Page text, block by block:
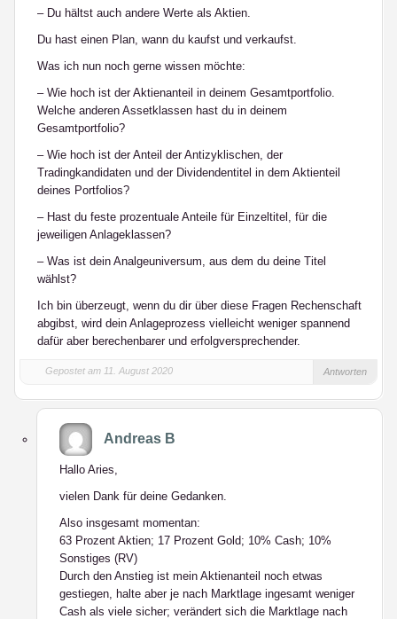
– Du hältst auch andere Werte als Aktien.
Du hast einen Plan, wann du kaufst und verkaufst.
Was ich nun noch gerne wissen möchte:
– Wie hoch ist der Aktienanteil in deinem Gesamtportfolio.
Welche anderen Assetklassen hast du in deinem
Gesamtportfolio?
– Wie hoch ist der Anteil der Antizyklischen, der
Tradingkandidaten und der Dividendentitel in dem Aktienteil
deines Portfolios?
– Hast du feste prozentuale Anteile für Einzeltitel, für die
jeweiligen Anlageklassen?
– Was ist dein Analgeuniversum, aus dem du deine Titel
wählst?
Ich bin überzeugt, wenn du dir über diese Fragen Rechenschaft
abgibst, wird dein Anlageprozess vielleicht weniger spannend
dafür aber berechenbarer und erfolgversprechender.
Gepostet am 11. August 2020 Antworten
Andreas B
Hallo Aries,
vielen Dank für deine Gedanken.
Also insgesamt momentan:
63 Prozent Aktien; 17 Prozent Gold; 10% Cash; 10%
Sonstiges (RV)
Durch den Anstieg ist mein Aktienanteil noch etwas
gestiegen, halte aber je nach Marktlage ingesamt weniger
Cash als viele sicher; verändert sich die Marktlage nach